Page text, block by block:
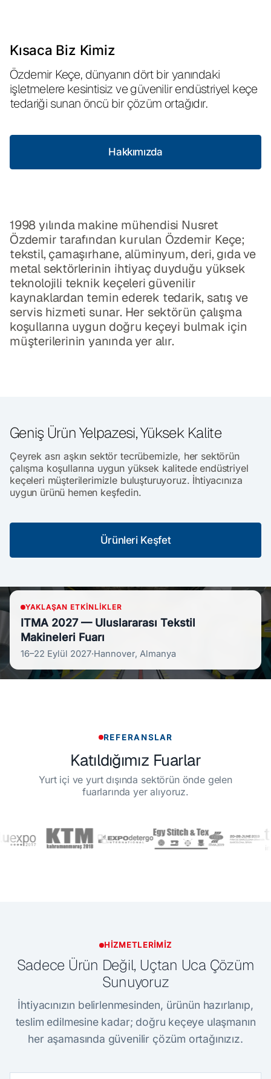
Kısaca Biz Kimiz
Özdemir Keçe, dünyanın dört bir yanındaki
işletmelere kesintisiz ve güvenilir endüstriyel keçe
tedariği sunan öncü bir çözüm ortağıdır.
Hakkımızda
Hakkımızda
1998 yılında makine mühendisi Nusret
Özdemir tarafından kurulan Özdemir Keçe;
tekstil, çamaşırhane, alüminyum, deri, gıda ve
metal sektörlerinin ihtiyaç duyduğu yüksek
teknolojili teknik keçeleri güvenilir
kaynaklardan temin ederek tedarik, satış ve
servis hizmeti sunar. Her sektörün çalışma
koşullarına uygun doğru keçeyi bulmak için
müşterilerinin yanında yer alır.
Geniş Ürün Yelpazesi,Yüksek Kalite
Çeyrek asrı aşkın sektör tecrübemizle, her sektörün
çalışma koşullarına uygun yüksek kalitede endüstriyel
keçeleri müşterilerimizle buluşturuyoruz. İhtiyacınıza
uygun ürünü hemen keşfedin.
Ürünleri
Keşfet
Ürünleri Keşfet
YAKLAŞAN ETKINLIKLER
ITMA 2027 — Uluslararası Tekstil
Makineleri Fuarı
16–22 Eylül 2027·Hannover, Almanya
REFERANSLAR
Katıldığımız Fuarlar
Yurt içi ve yurt dışında sektörün önde gelen
fuarlarında yer alıyoruz.
HIZMETLERIMIZ
Sadece Ürün Değil, Uçtan Uca Çözüm
Sunuyoruz
İhtiyacınızın belirlenmesinden, ürünün hazırlanıp,
teslim edilmesine kadar; doğru keçeye ulaşmanın
her aşamasında güvenilir çözüm ortağınızız.